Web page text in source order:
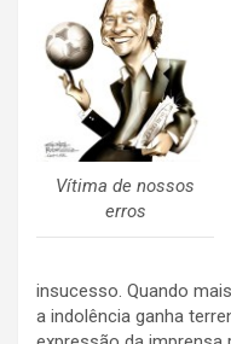
Vítima de nossos
erros
insucesso. Quando
a indolência ganha